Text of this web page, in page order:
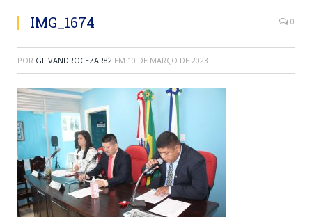
IMG_1674 0
POR GILVANDROCEZAR82 EM 10 DE MARÇO DE 2023